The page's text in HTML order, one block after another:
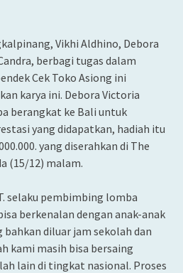
Vikhi Aldhino, Debora
berbagi tugas dalam
Cek Toko Asiong ini
karya ini. Debora Victoria
berangkat ke Bali untuk
yang didapatkan, hadiah itu
yang diserahkan di The
(15/12) malam.
selaku pembimbing lomba
berkenalan dengan anak-anak
diluar jam sekolah dan
kami masih bisa bersaing
lain di tingkat nasional. Proses